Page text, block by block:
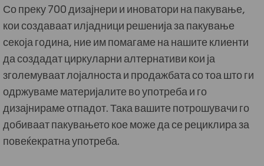
Со преку 700 дизајнери и иноватори на пакување,
кои создаваат илјадници решенија за пакување
секоја година, ние им помагаме на нашите клиенти
да создадат циркуларни алтернативи кои ја
зголемуваат лојалноста и продажбата со тоа што ги
одржуваме материјалите во употреба и го
дизајнираме отпадот. Така вашите потрошувачи го
добиваат пакувањето кое може да се рециклира за
повеќекратна употреба.